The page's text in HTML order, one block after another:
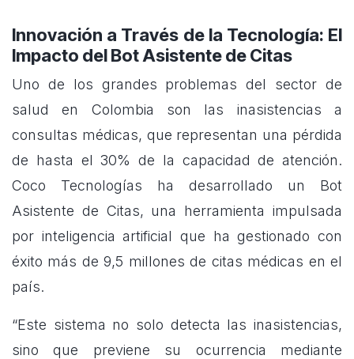
Innovación a Través de la Tecnología: El
Impacto del Bot Asistente de Citas
Uno de los grandes problemas del sector de
salud en Colombia son las inasistencias a
consultas médicas, que representan una pérdida
de hasta el 30% de la capacidad de atención.
Coco Tecnologías ha desarrollado un Bot
Asistente de Citas, una herramienta impulsada
por inteligencia artificial que ha gestionado con
éxito más de 9,5 millones de citas médicas en el
país.
“Este sistema no solo detecta las inasistencias,
sino que previene su ocurrencia mediante